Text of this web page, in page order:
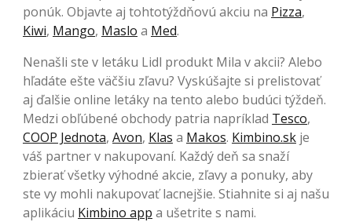
ponúk. Objavte aj tohtotýždňovú akciu na Pizza,
Kiwi, Mango, Maslo a Med.
Nenašli ste v letáku Lidl produkt Mila v akcii? Alebo
hľadáte ešte väčšiu zľavu? Vyskúšajte si prelistovať
aj ďalšie online letáky na tento alebo budúci týždeň.
Medzi obľúbené obchody patria napríklad Tesco,
COOP Jednota, Avon, Klas a Makos. Kimbino.sk je
váš partner v nakupovaní. Každý deň sa snaží
zbierať všetky výhodné akcie, zľavy a ponuky, aby
ste vy mohli nakupovať lacnejšie. Stiahnite si aj našu
aplikáciu Kimbino app a ušetrite s nami.